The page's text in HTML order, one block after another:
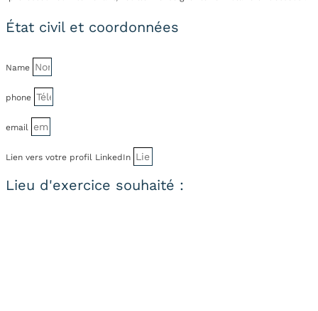
État civil et coordonnées
Name
phone
email
Lien vers votre profil LinkedIn
Lieu d'exercice souhaité :